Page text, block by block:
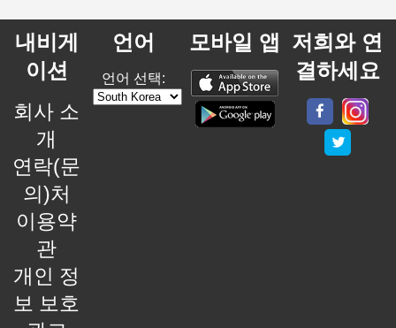
내비게
이션
회사 소
개
연락(문
의)처
이용약
관
개인 정
보 보호
언어
언어 선택:
모바일 앱 저희와 연
결하세요